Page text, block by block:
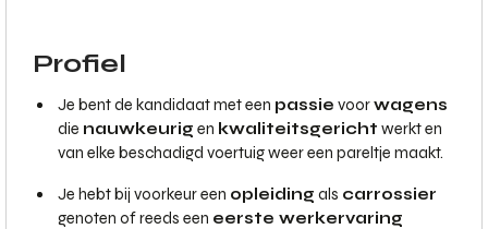
Profiel
Je bent de kandidaat met een passie voorwagens
die nauwkeurig en kwaliteitsgericht werkt en
van elke beschadigd voertuig weer een pareltje maakt.
Je hebt bij voorkeur een opleiding als carrossier
genoten of reeds een eerste werkervaring